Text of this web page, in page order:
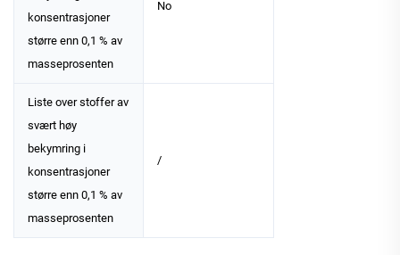
konsentrasjoner
større enn 0,1 % av
masseprosenten
No
Liste over stoffer av
svært høy
bekymring i
konsentrasjoner
større enn 0,1 % av
masseprosenten
/